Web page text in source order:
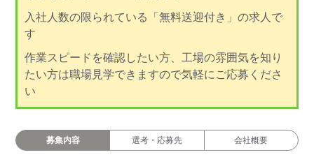
入社人数の限られている「無料送迎付き」の求人で
す
作業スピードを確認したい方、工場の雰囲気を知り
たい方は職場見学できますので気軽にご応募くださ
い
募集内容 選考・応募先 会社概要